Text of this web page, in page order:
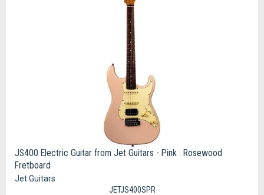
JS400 Electric Guitar from Jet Guitars - Pink : Rosewood
Fretboard
Jet Guitars
JETJS400SPR